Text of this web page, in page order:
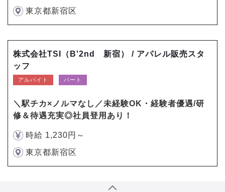
東京都新宿区
株式会社TSI（B'2nd 新宿） / アパレル販売スタ
ッフ
アルバイト パート
＼駅チカ×ノルマなし／未経験OK・経験者優遇/研
修＆待遇充実◎社員登用あり！
時給 1,230円～
東京都新宿区